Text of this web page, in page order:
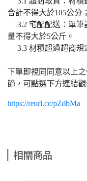
合計不得大於105公分
3.2 宅配配送：單筆
量不得大於5公斤。
3.3 材積超過超商規
下單即視同同意以上
節，可點選下方連結觀
https://reurl.cc/pZdbMa
相關商品